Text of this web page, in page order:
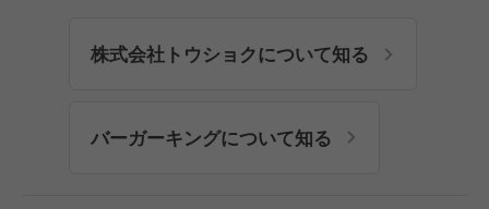
株式会社トウショクについて知る
バーガーキングについて知る